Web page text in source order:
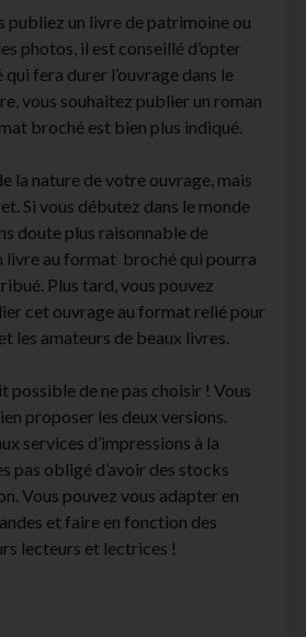
publiez un livre de patrimoine ou
photos, il est conseillé d’opter
fera durer l’ouvrage dans le
vous souhaitez publier un roman
broché est bien plus indiqué.
la nature de votre ouvrage, mais
Si vous débutez dans le monde
doute plus raisonnable de
livre au format broché qui pourra
Plus tard, vous pouvez
cet ouvrage au format relié pour
les amateurs de beaux livres.
possible de ne pas choisir ! Vous
proposer les deux versions.
services d’impressions à la
pas obligé d’avoir des stocks
Vous pouvez vous adapter en
et faire en fonction des
lecteurs et lectrices !